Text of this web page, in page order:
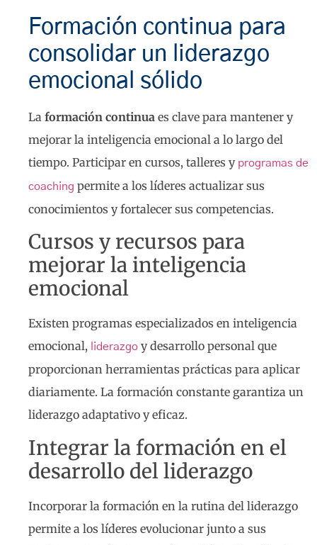
Formación continua para
consolidar un liderazgo
emocional sólido
La formación continua es clave para mantener y
mejorar la inteligencia emocional a lo largo del
tiempo. Participar en cursos, talleres y programas de
coaching permite a los líderes actualizar sus
conocimientos y fortalecer sus competencias.
Cursos y recursos para
mejorar la inteligencia
emocional
Existen programas especializados en inteligencia
emocional, liderazgo y desarrollo personal que
proporcionan herramientas prácticas para aplicar
diariamente. La formación constante garantiza un
liderazgo adaptativo y eficaz.
Integrar la formación en el
desarrollo del liderazgo
Incorporar la formación en la rutina del liderazgo
permite a los líderes evolucionar junto a sus